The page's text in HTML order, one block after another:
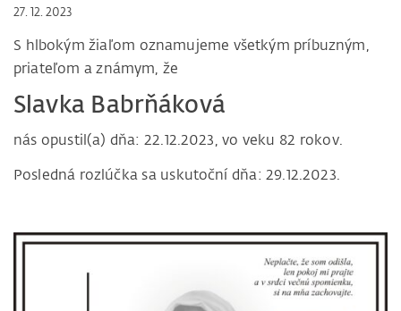
27. 12. 2023
S hlbokým žiaľom oznamujeme všetkým príbuzným,
priateľom a známym, že
Slavka Babrňáková
nás opustil(a) dňa: 22.12.2023, vo veku 82 rokov.
Posledná rozlúčka sa uskutoční dňa: 29.12.2023.